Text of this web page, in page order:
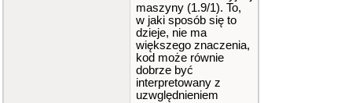
maszyny (1.9/1). To,
w jaki sposób się to
dzieje, nie ma
większego znaczenia,
kod może równie
dobrze być
interpretowany z
uzwględnieniem